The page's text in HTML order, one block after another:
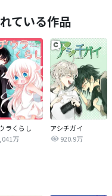
ている作品
ラくらし
万
アシチガイ
920.9万